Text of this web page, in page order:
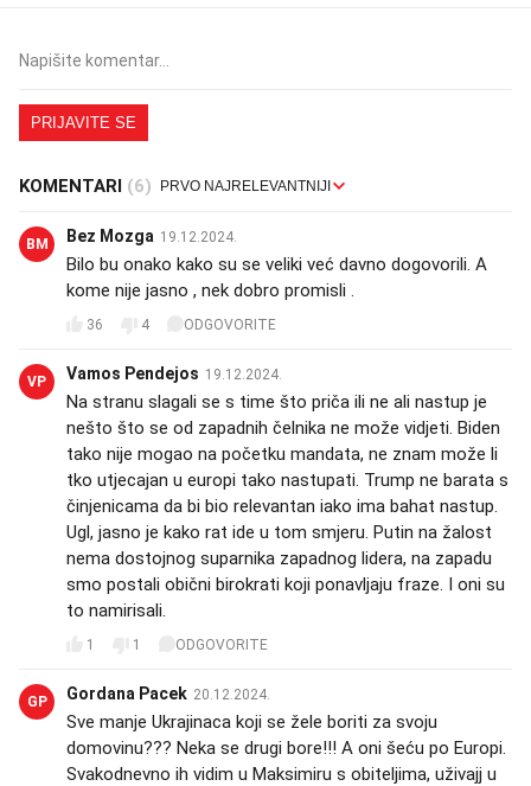
PRIJAVITE SE
KOMENTARI (6)
BM Bez Mozga 19.12.2024.
Bilo bu onako kako su se veliki već davno dogovorili. A
kome nije jasno , nek dobro promisli .
36 4 ODGOVORITE
VP Vamos Pendejos 19.12.2024.
Na stranu slagali se s time što priča ili ne ali nastup je
nešto što se od zapadnih čelnika ne može vidjeti. Biden
tako nije mogao na početku mandata, ne znam može li
tko utjecajan u europi tako nastupati. Trump ne barata s
činjenicama da bi bio relevantan iako ima bahat nastup.
Ugl, jasno je kako rat ide u tom smjeru. Putin na žalost
nema dostojnog suparnika zapadnog lidera, na zapadu
smo postali obični birokrati koji ponavljaju fraze. I oni su
to namirisali.
1 1 ODGOVORITE
GP Gordana Pacek 20.12.2024.
Sve manje Ukrajinaca koji se žele boriti za svoju
domovinu??? Neka se drugi bore!!! A oni šeću po Europi.
Svakodnevno ih vidim u Maksimiru s obiteljima, uživajj u